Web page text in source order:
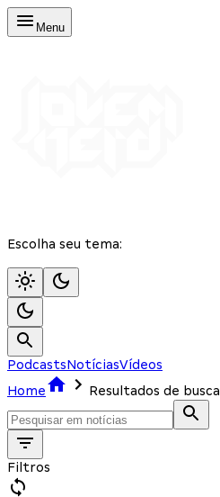
Menu
Escolha seu tema:
PodcastsNotíciasVídeos
Home
Resultados de busca
Filtros